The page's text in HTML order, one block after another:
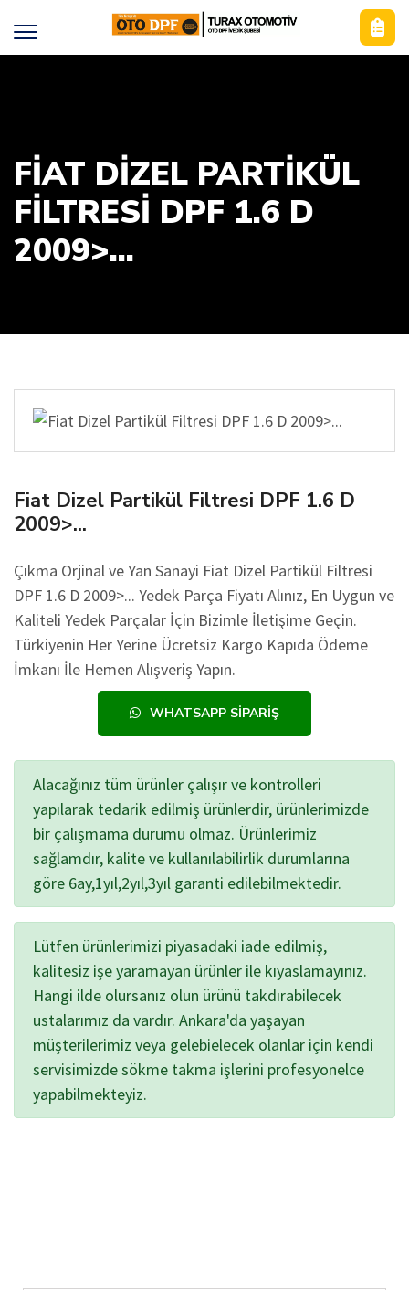
FIAT DIZEL PARTIKÜL
FILTRESI DPF 1.6 D
2009>...
Fiat Dizel Partikül Filtresi DPF 1.6 D
2009>...
Çıkma Orjinal ve Yan Sanayi Fiat Dizel Partikül Filtresi
DPF 1.6 D 2009>... Yedek Parça Fiyatı Alınız, En Uygun ve
Kaliteli Yedek Parçalar İçin Bizimle İletişime Geçin.
Türkiyenin Her Yerine Ücretsiz Kargo Kapıda Ödeme
İmkanı İle Hemen Alışveriş Yapın.
WHATSAPP SIPARIŞ
Alacağınız tüm ürünler çalışır ve kontrolleri
yapılarak tedarik edilmiş ürünlerdir, ürünlerimizde
bir çalışmama durumu olmaz. Ürünlerimiz
sağlamdır, kalite ve kullanılabilirlik durumlarına
göre 6ay,1yıl,2yıl,3yıl garanti edilebilmektedir.
Lütfen ürünlerimizi piyasadaki iade edilmiş,
kalitesiz işe yaramayan ürünler ile kıyaslamayınız.
Hangi ilde olursanız olun ürünü takdırabilecek
ustalarımız da vardır. Ankara'da yaşayan
müşterilerimiz veya gelebielecek olanlar için kendi
servisimizde sökme takma işlerini profesyonelce
yapabilmekteyiz.